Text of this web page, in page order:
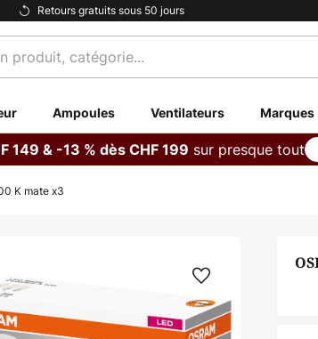
Retours gratuits sous 50 jours
Ampoules Ventilateurs Marques
149 & -13 % dès CHF 199 sur presque tout
K mate x3